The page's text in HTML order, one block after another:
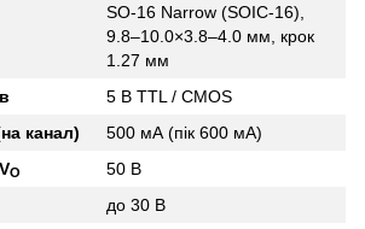
SO-16 Narrow (SOIC-16),
9.8–10.0×3.8–4.0 мм, крок
1.27 мм
5 В TTL / CMOS
канал)
500 мА (пік 600 мА)
O
50 В
до 30 В